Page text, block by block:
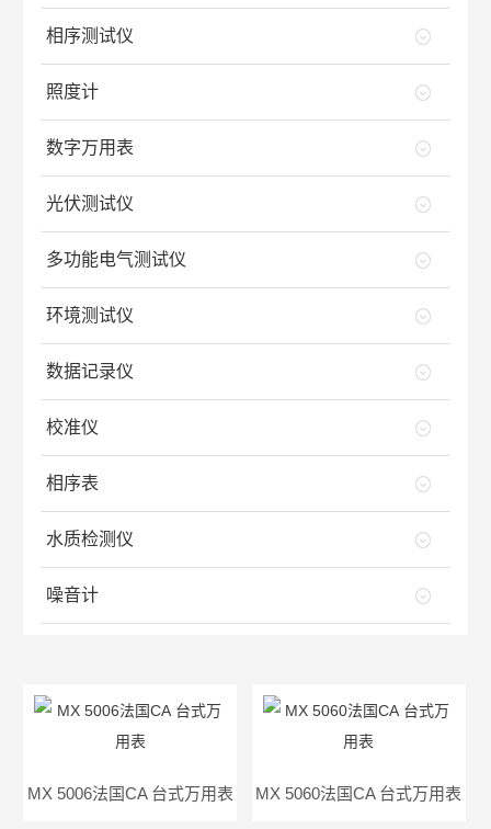
相序测试仪
照度计
数字万用表
光伏测试仪
多功能电气测试仪
环境测试仪
数据记录仪
校准仪
相序表
水质检测仪
噪音计
MX 5006法国CA 台式万用表 MX 5060法国CA 台式万用表